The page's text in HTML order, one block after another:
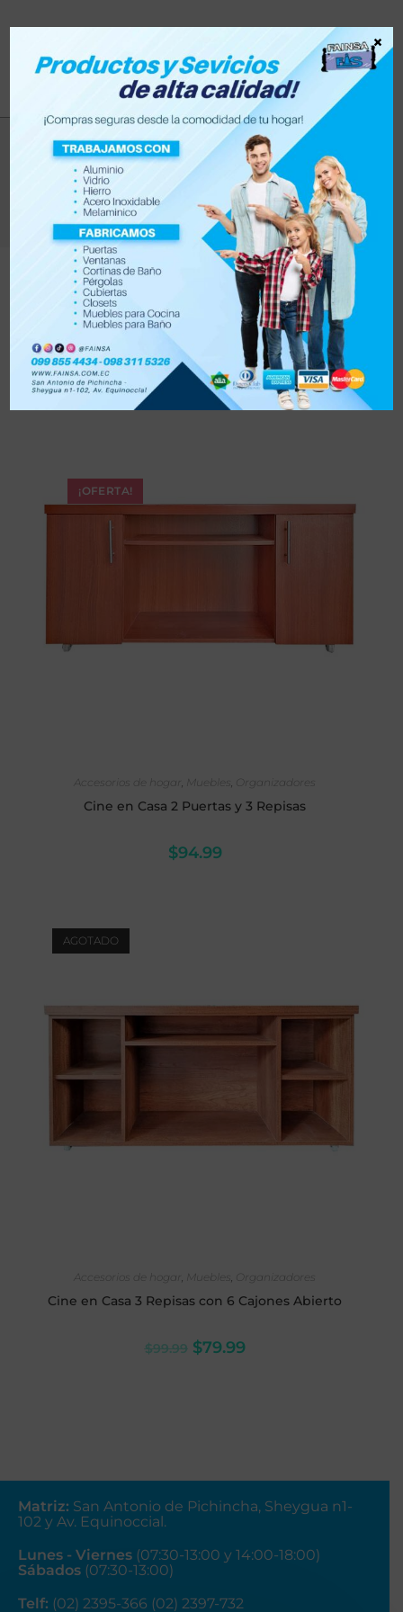
cine en casa
Productos > cine en casa
Filtrar
Orden por defecto
¡OFERTA!
Accesorios de hogar , Muebles , Organizadores
Cine en Casa 2 Puertas y 3 Repisas
$94.99
AGOTADO
Accesorios de hogar
Muebles Organizadores
Cine en Casa 3 Repisas con 6 Cajones Abierto
$99.99 $79.99
Matriz: San Antonio de Pichincha, Sheygua n1-
102 y Av. Equinoccial.
Lunes - Viernes (07:30-13:00 y 14:00-18:00)
Sábados (07:30-13:00)
Telf: (02) 2395-366 (02) 2397-732
×